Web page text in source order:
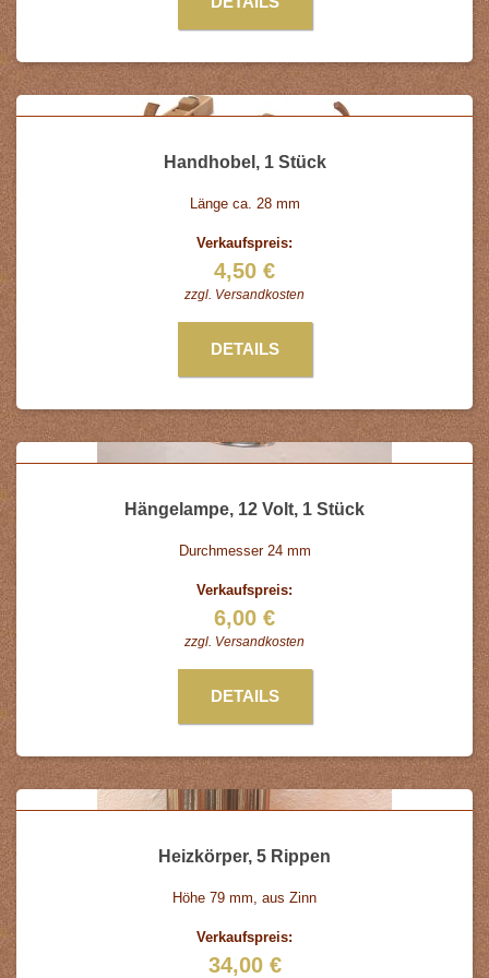
Handhobel, 1 Stück
Länge ca. 28 mm
Verkaufspreis:
4,50 €
zzgl. Versandkosten
DETAILS
Hängelampe, 12 Volt, 1 Stück
Durchmesser 24 mm
Verkaufspreis:
6,00 €
zzgl. Versandkosten
DETAILS
Heizkörper, 5 Rippen
Höhe 79 mm, aus Zinn
Verkaufspreis:
34,00 €